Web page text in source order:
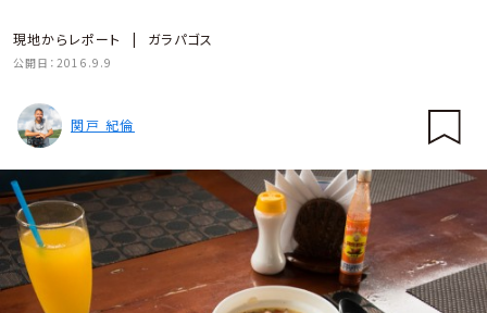
現地からレポート | ガラパゴス
公開日： 2016.9.9
関戸 紀倫